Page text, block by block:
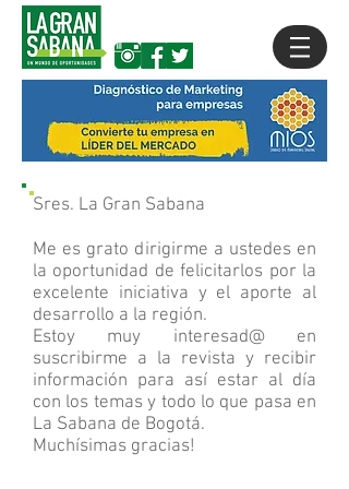
Sres. La Gran Sabana
Me es grato dirigirme a ustedes en
la oportunidad de felicitarlos por la
excelente iniciativa y el aporte al
desarrollo a la región.
Estoy muy interesad@ en
suscribirme a la revista y recibir
información para así estar al día
con los temas y todo lo que pasa en
La Sabana de Bogotá.
Muchísimas gracias!